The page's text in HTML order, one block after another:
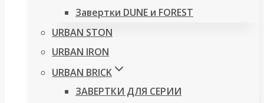
Завертки DUNE и FOREST
URBAN STON
URBAN IRON
URBAN BRICK
ЗАВЕРТКИ ДЛЯ СЕРИИ